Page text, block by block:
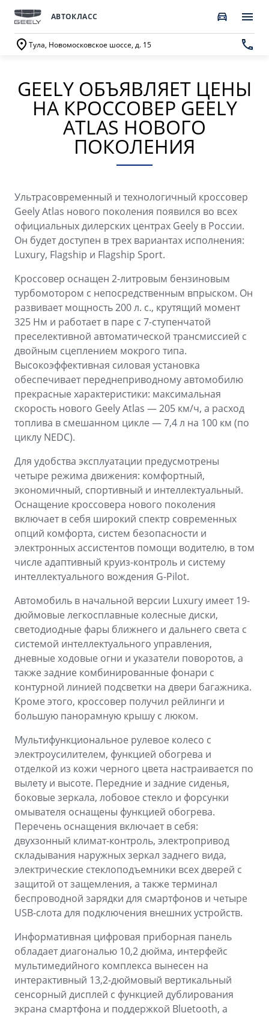
АВТОКЛАСС
Тула, Новомосковское шоссе, д. 15
МОДЕЛИ
CITYRAY
от 2 599 990 ₽*
ATLAS
от 3 189 990 ₽*
OKAVANGO
от 3 429 990 ₽*
MONJARO
от 4 349 990 ₽*
PREFACE
от 3 079 990 ₽*
GEELY EX5
от 3 769 990 ₽*
ПОКУПАТЕЛЯМ
ВЫБОР И ПОКУПКА
Автомобили в наличии
Получить персональное предложение
Записаться на тест-драйв
Трейд-ин
Аксессуары
Зарядные устройства
ФИНАНСЫ И УСЛУГИ
Автокредит
Расчет КАСКО
Страхование
GEELY Лизинг
ВЛАДЕЛЬЦАМ
СЕРВИС
Запись в сервисный центр
Техническое обслуживание
Калькулятор ТО
Ценности сервиса Geely
Руководство по эксплуатации
Советы по эксплуатации
Спецпредложения
ПОДДЕРЖКА
Помощь на дорогах
Гарантия Geely
Сервисная книжка
Вопросы и ответы
О КОМПАНИИ
О бренде GEELY
О дилерском центре
Наша команда
Правовая информация
Контакты
GEELY ОБЪЯВЛЯЕТ ЦЕНЫ
НА КРОССОВЕР GEELY
ATLAS НОВОГО
ПОКОЛЕНИЯ
Ультрасовременный и технологичный кроссовер
Geely Atlas нового поколения появился во всех
официальных дилерских центрах Geely в России.
Он будет доступен в трех вариантах исполнения:
Luxury, Flagship и Flagship Sport.
Кроссовер оснащен 2-литровым бензиновым
турбомотором с непосредственным впрыском. Он
развивает мощность 200 л. с., крутящий момент
325 Нм и работает в паре с 7-ступенчатой
преселективной автоматической трансмиссией с
двойным сцеплением мокрого типа.
Высокоэффективная силовая установка
обеспечивает переднеприводному автомобилю
прекрасные характеристики: максимальная
скорость нового Geely Atlas — 205 км/ч, а расход
топлива в смешанном цикле — 7,4 л на 100 км (по
циклу NEDC).
Для удобства эксплуатации предусмотрены
четыре режима движения: комфортный,
экономичный, спортивный и интеллектуальный.
Оснащение кроссовера нового поколения
включает в себя широкий спектр современных
опций комфорта, систем безопасности и
электронных ассистентов помощи водителю, в том
числе адаптивный круиз-контроль и систему
интеллектуального вождения G-Pilot.
Автомобиль в начальной версии Luxury имеет 19-
дюймовые легкосплавные колесные диски,
светодиодные фары ближнего и дальнего света с
системой интеллектуального управления,
дневные ходовые огни и указатели поворотов, а
также задние комбинированные фонари с
контурной линией подсветки на двери багажника.
Кроме этого, кроссовер получил рейлинги и
большую панорамную крышу с люком.
Мультифункциональное рулевое колесо с
электроусилителем, функцией обогрева и
отделкой из кожи черного цвета настраивается по
вылету и высоте. Передние и задние сиденья,
боковые зеркала, лобовое стекло и форсунки
омывателя оснащены функцией обогрева.
Перечень оснащения включает в себя:
двухзонный климат-контроль, электропривод
складывания наружных зеркал заднего вида,
электрические стеклоподъемники всех дверей с
защитой от защемления, а также терминал
беспроводной зарядки для смартфонов и четыре
USB-слота для подключения внешних устройств.
Информативная цифровая приборная панель
обладает диагональю 10,2 дюйма, интерфейс
мультимедийного комплекса вынесен на
интерактивный 13,2-дюймовый вертикальный
сенсорный дисплей с функцией дублирования
экрана смартфона и поддержкой Bluetooth, а